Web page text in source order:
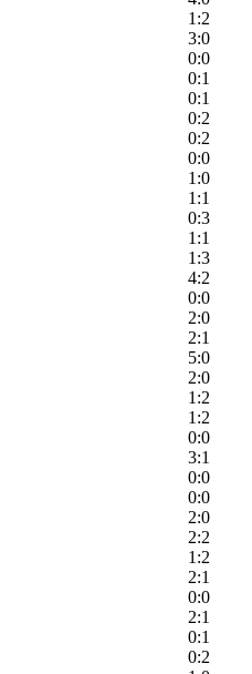
1:2
3:0
0:0
0:1
0:1
0:2
0:2
0:0
1:0
1:1
0:3
1:1
1:3
4:2
0:0
2:0
2:1
5:0
2:0
1:2
1:2
0:0
3:1
0:0
0:0
2:0
2:2
1:2
2:1
0:0
2:1
0:1
0:2